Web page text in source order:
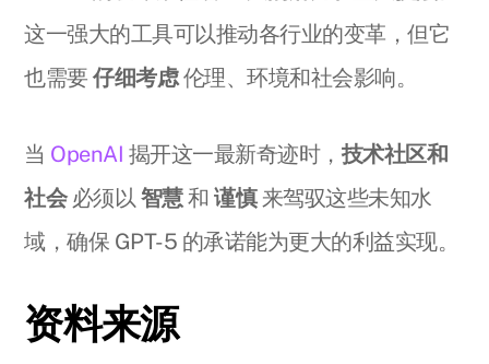
这一强大的工具可以推动各行业的变革，但它
也需要仔细考虑伦理、环境和社会影响。
当 OpenAI 揭开这一最新奇迹时， 技术社区和
社会必须以 智慧和谨慎来驾驭这些未知水
域，确保 GPT-5 的承诺能为更大的利益实现。
资料来源